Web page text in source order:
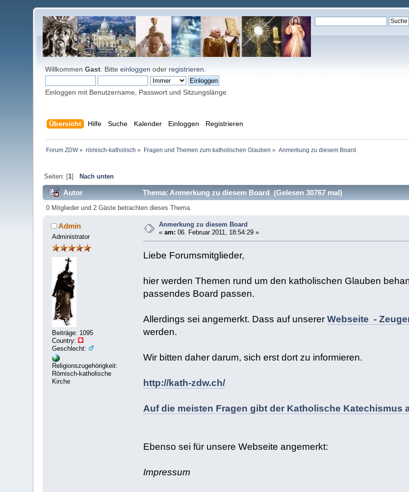
WillkommenGast . Bitteeinloggen oder registrieren
Einloggen mit Benutzername, Passwort und Sitzungslänge
Übersicht Hilfe Suche Kalender Einloggen Registrieren
Forum ZDW» römisch-katholisch » Fragen und Themen zum katholischen Glauben » Anmerkung zu diesem Board
Seiten: [1] Nach unten
Autor Thema: Anmerkung zu diesem Board (Gelesen 30767 mal)
0 Mitglieder und 2 Gäste betrachten dieses Thema.
Admin
Administrator
Beiträge: 1095
Country:
Geschlecht:
Religionszugehörigkeit:
Römisch-katholische
Kirche
Anmerkung zu diesem Board
«am: 06. Februar 2011, 18:54:29 »
Liebe Forumsmitglieder,
hier werden Themen rund um den katholischen Glauben
passendes Board passen.
Allerdings sei angemerkt. Dass auf unserer Webseite -
werden.
Wir bitten daher darum, sich erst dort zu informieren.
http://kath-zdw.ch/
Auf die meisten Fragen gibt der Katholische Katechismus
Ebenso sei für unsere Webseite angemerkt:
Impressum